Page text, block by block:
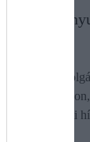
meg a
nemcsak
heti